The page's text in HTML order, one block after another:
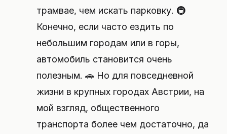
трамвае, чем искать парковку. 🚇
Конечно, если часто ездить по
небольшим городам или в горы,
автомобиль становится очень
полезным. 🚗 Но для повседневной
жизни в крупных городах Австрии, на
мой взгляд, общественного
транспорта более чем достаточно, да